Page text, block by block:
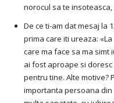
norocul sa te
De ce ti-am dat mesaj la
prima care iti ureaza:
care ma face sa ma simt
ai fost aproape si
pentru tine. Alte motive?
importanta persoana din